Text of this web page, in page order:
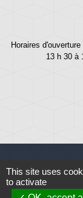
Horaires
13 h 30 à
Liens
This site uses
to activate